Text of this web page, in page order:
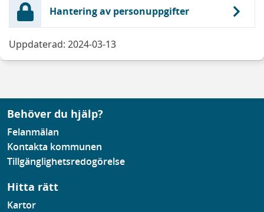
Hantering av personuppgifter
Uppdaterad: 2024-03-13
Behöver du hjälp?
Felanmälan
Kontakta kommunen
Tillgänglighetsredogörelse
Hitta rätt
Kartor